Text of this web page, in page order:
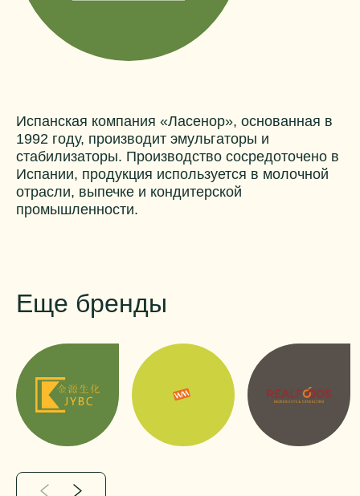
Испанская компания «Ласенор», основанная в
1992 году, производит эмульгаторы и
стабилизаторы. Производство сосредоточено в
Испании, продукция используется в молочной
отрасли, выпечке и кондитерской
промышленности.
Еще бренды